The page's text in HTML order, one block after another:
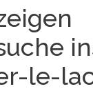
le-